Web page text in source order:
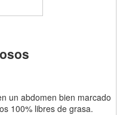
un abdomen bien marcado
100% libres de grasa.